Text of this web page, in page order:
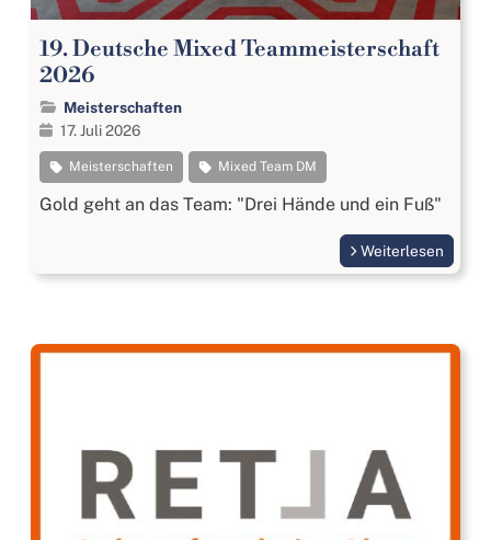
19. Deutsche Mixed Teammeisterschaft
2026
Meisterschaften
17. Juli 2026
Meisterschaften Mixed Team DM
Gold geht an das Team: "Drei Hände und ein Fuß"
Weiterlesen